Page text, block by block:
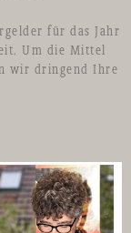
für das Jahr
Um die Mittel
wir dringend Ihre